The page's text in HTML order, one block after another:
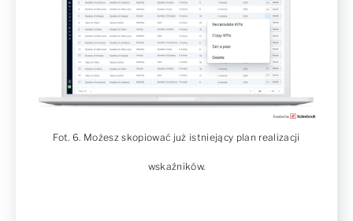
Fot. 6. Możesz skopiować już istniejący plan realizacji
wskaźników.